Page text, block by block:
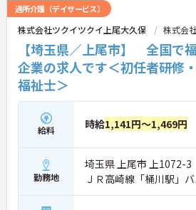
働ける環境です】
施しているため、お客様の変化や業務連絡
に把握できます。
・困った時もすぐに相談してフォローし
が整っているので、安心して業務に取り
期待できます。
【独自の特別報酬制度により、確かな収入
見込めます】
・賞与年2回に加え、施設運営への貢献や
ークを評価する特別報酬が支給される仕
ます。
・目に見える形で日々の努力がしっかり
通所介護（デイサービス）
株式会社ツクイツクイ上尾大久保 株式会
【埼玉県／上尾市】 全国で
企業の求人です＜初任者研修
福祉士＞
給料 時給1,141円～1,469円
勤務地
埼玉県 上尾市 上1072-3
ＪＲ高崎線「桶川駅」